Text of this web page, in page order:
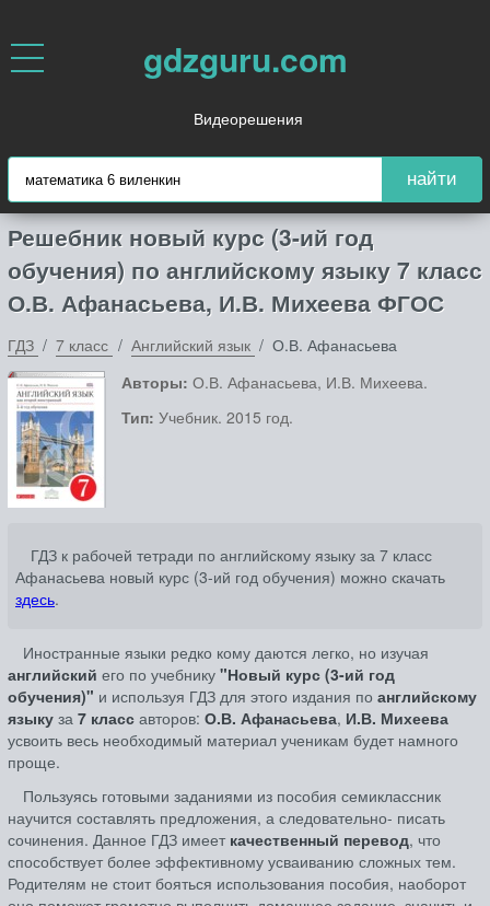
gdzguru.com
Видеорешения
найти
Решебник новый курс (3-ий год
обучения) по английскому языку 7 класс
О.В. Афанасьева, И.В. Михеева ФГОС
ГДЗ 7 класс Английский язык
О.В. Афанасьева
Авторы: О.В. Афанасьева, И.В. Михеева.
Тип: Учебник. 2015 год.
ГДЗ к рабочей тетради по английскому языку за 7 класс
Афанасьева новый курс (3-ий год обучения) можно скачать
здесь.
Иностранные языки редко кому даются легко, но изучая
английский его по учебнику "Новый курс (3-ий год
обучения)" и используя ГДЗ для этого издания по английскому
языку за 7 класс авторов: О.В. Афанасьева, И.В. Михеева
усвоить весь необходимый материал ученикам будет намного
проще.
Пользуясь готовыми заданиями из пособия семиклассник
научится составлять предложения, а следовательно- писать
сочинения. Данное ГДЗ имеет качественный перевод, что
способствует более эффективному усваиванию сложных тем.
Родителям не стоит бояться использования пособия, наоборот